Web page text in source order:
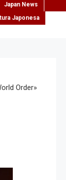
Japan News
Japonesa
Order»